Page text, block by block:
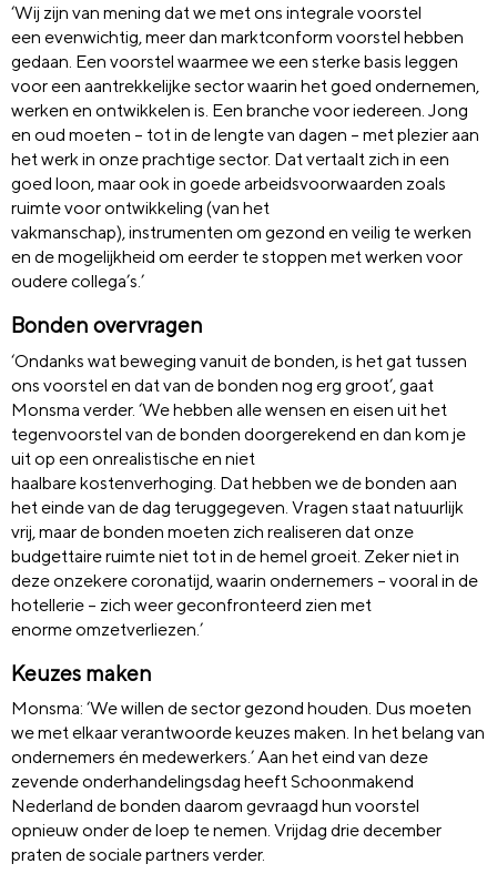
‘Wij zijn van mening dat we met ons integrale voorstel
een evenwichtig, meer dan marktconform voorstel hebben
gedaan. Een voorstel waarmee we een sterke basis leggen
voor een aantrekkelijke sector waarin het goed ondernemen,
werken en ontwikkelen is. Een branche voor iedereen. Jong
en oud moeten – tot in de lengte van dagen – met plezier aan
het werk in onze prachtige sector. Dat vertaalt zich in een
goed loon, maar ook in goede arbeidsvoorwaarden zoals
ruimte voor ontwikkeling (van het
vakmanschap), instrumenten om gezond en veilig te werken
en de mogelijkheid om eerder te stoppen met werken voor
oudere collega’s.’
Bonden overvragen
‘Ondanks wat beweging vanuit de bonden, is het gat tussen
ons voorstel en dat van de bonden nog erg groot’, gaat
Monsma verder. ‘We hebben alle wensen en eisen uit het
tegenvoorstel van de bonden doorgerekend en dan kom je
uit op een onrealistische en niet
haalbare kostenverhoging. Dat hebben we de bonden aan
het einde van de dag teruggegeven. Vragen staat natuurlijk
vrij, maar de bonden moeten zich realiseren dat onze
budgettaire ruimte niet tot in de hemel groeit. Zeker niet in
deze onzekere coronatijd, waarin ondernemers – vooral in de
hotellerie – zich weer geconfronteerd zien met
enorme omzetverliezen.’
Keuzes maken
Monsma: ‘We willen de sector gezond houden. Dus moeten
we met elkaar verantwoorde keuzes maken. In het belang van
ondernemers én medewerkers.’ Aan het eind van deze
zevende onderhandelingsdag heeft Schoonmakend
Nederland de bonden daarom gevraagd hun voorstel
opnieuw onder de loep te nemen. Vrijdag drie december
praten de sociale partners verder.